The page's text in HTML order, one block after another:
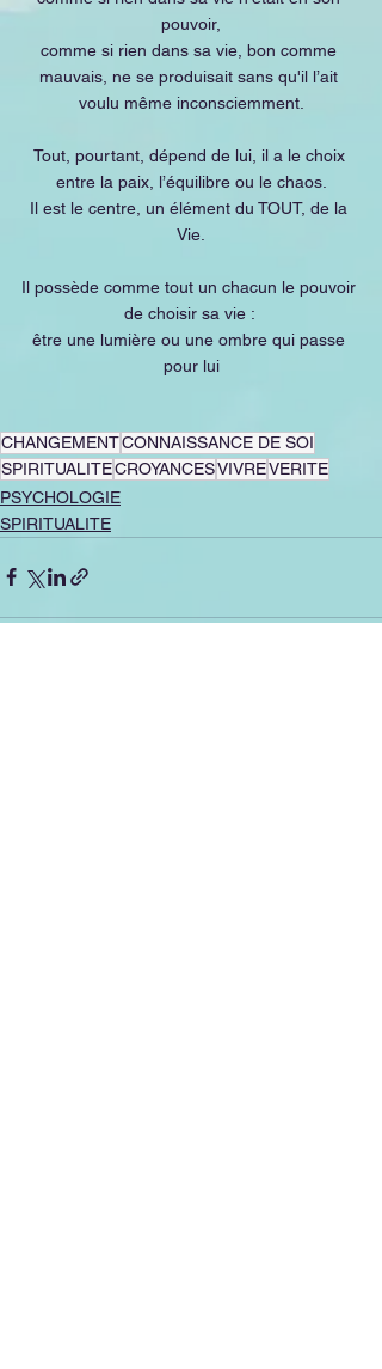
pouvoir,
comme si rien dans sa vie, bon comme
mauvais, ne se produisait sans qu'il l’ait
voulu même inconsciemment.
Tout, pourtant, dépend de lui, il a le choix
entre la paix, l’équilibre ou le chaos.
Il est le centre, un élément du TOUT, de la
Vie.
Il possède comme tout un chacun le pouvoir
de choisir sa vie :
être une lumière ou une ombre qui passe
pour lui
CHANGEMENTCONNAISSANCE DE SOI
SPIRITUALITECROYANCESVIVREVERITE
PSYCHOLOGIE
SPIRITUALITE